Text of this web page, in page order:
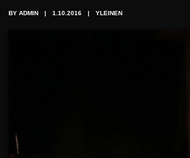
BY ADMIN | 1.10.2016 | YLEINEN